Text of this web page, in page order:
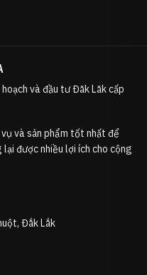
và đầu tư Đăk Lăk cấp
và sản phẩm tốt nhất để
được nhiều lợi ích cho cộng
Đắk Lắk